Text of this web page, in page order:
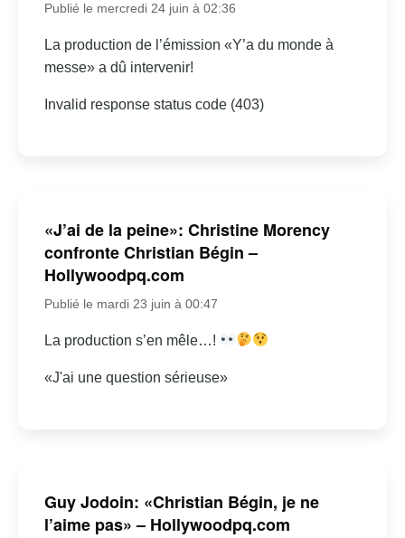
Publié le mercredi 24 juin à 02:36
La production de l’émission «Y’a du monde à
messe» a dû intervenir!
Invalid response status code (403)
«J’ai de la peine»: Christine Morency
confronte Christian Bégin –
Hollywoodpq.com
Publié le mardi 23 juin à 00:47
La production s’en mêle…!
«J'ai une question sérieuse»
Guy Jodoin: «Christian Bégin, je ne
l’aime pas» – Hollywoodpq.com